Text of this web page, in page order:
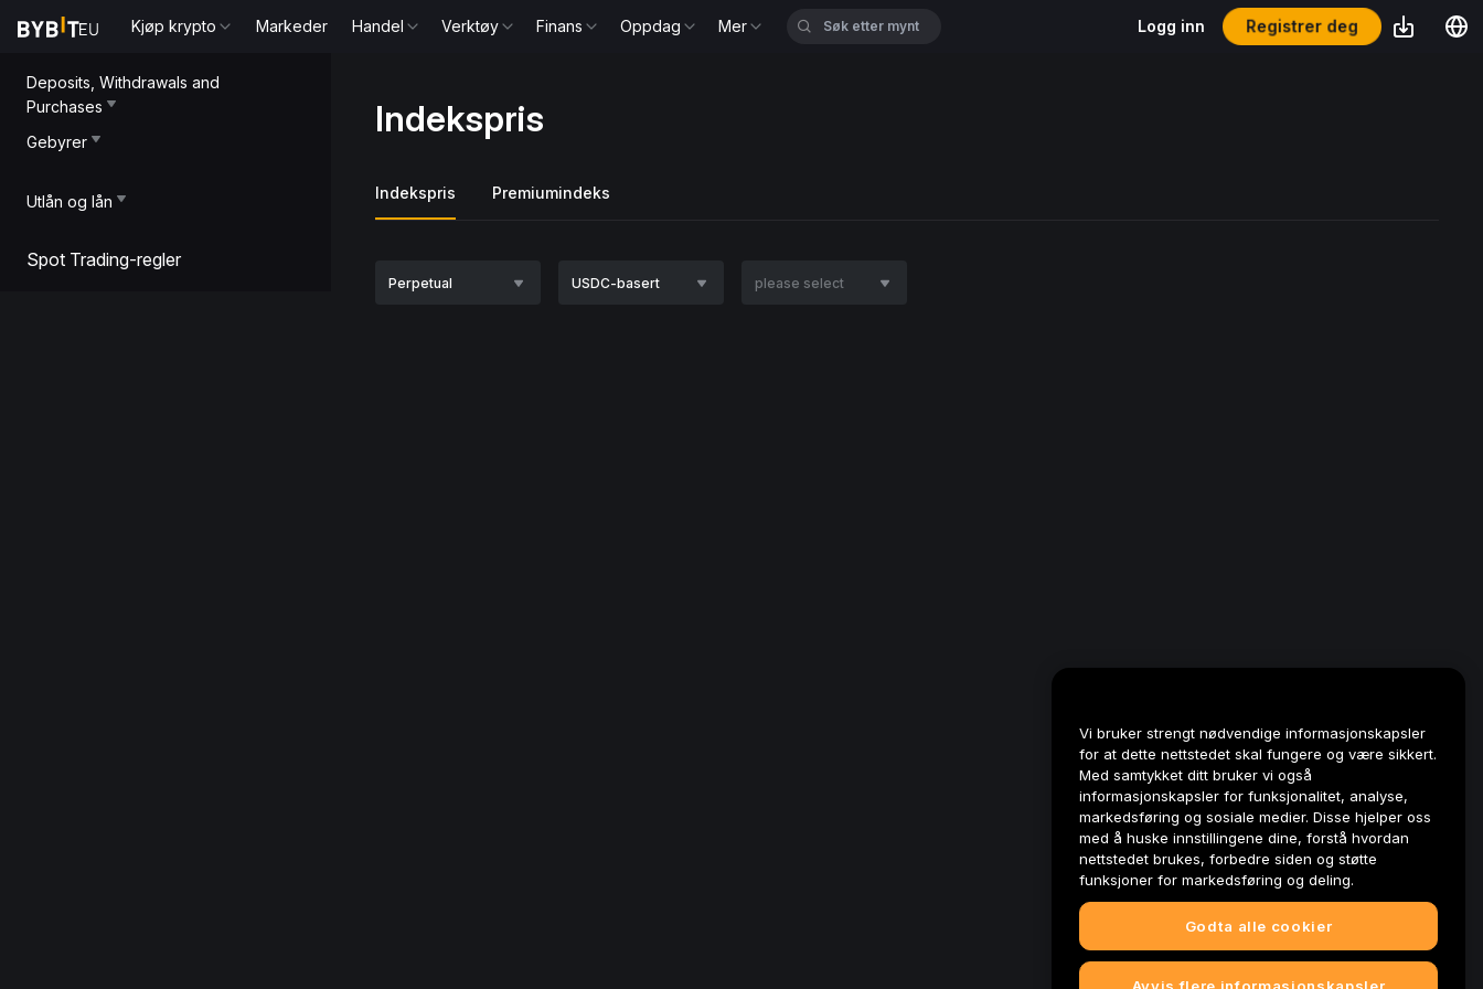
Kjøp krypto Markeder Handel Verktøy Finans Oppdag Mer Logg inn Registrer deg
Deposits, Withdrawals and
Purchases
Gebyrer
Utlån og lån
Spot Trading-regler
Indekspris
Indekspris Premiumindeks
Perpetual USDC-basert please select
Vi bruker strengt nødvendige informasjonskapsler
for at dette nettstedet skal fungere og være sikkert.
Med samtykket ditt bruker vi også
informasjonskapsler for funksjonalitet, analyse,
markedsføring og sosiale medier. Disse hjelper oss
med å huske innstillingene dine, forstå hvordan
nettstedet brukes, forbedre siden og støtte
funksjoner for markedsføring og deling.
Godta alle cookier